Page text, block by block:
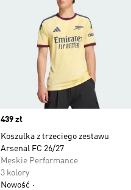
Price
439 zł
Koszulka z trzeciego zestawu
Arsenal FC 26/27
Męskie Performance
3 kolory
Nowość